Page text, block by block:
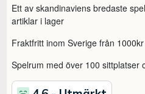
Ett av skandinaviens bredaste
artiklar i lager
Fraktfritt inom Sverige från 1000kr
Spelrum med över 100 sittplatser